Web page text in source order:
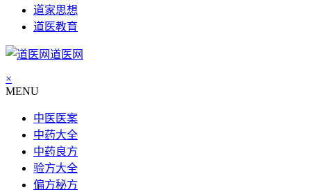
道家思想
道医教育
道医网
×
MENU
中医医案
中药大全
中药良方
验方大全
偏方秘方